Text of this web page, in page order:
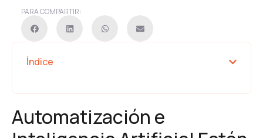
PARA COMPARTIR:
Índice
Automatización e